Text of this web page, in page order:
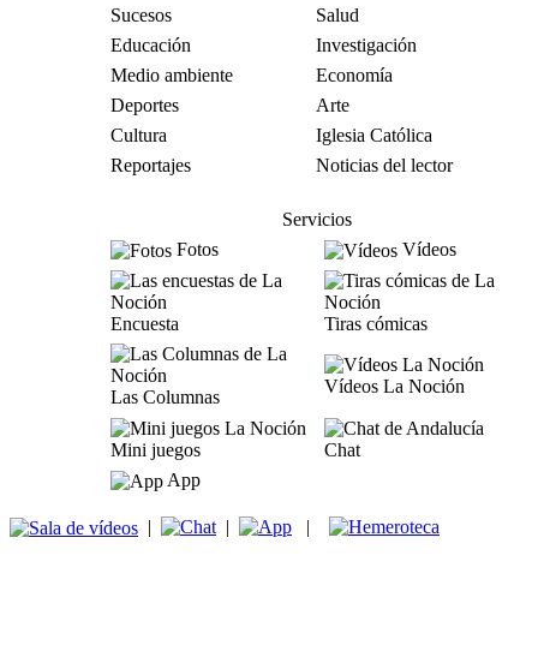
Sucesos
Salud
Educación
Investigación
Medio ambiente
Economía
Deportes
Arte
Cultura
Iglesia Católica
Reportajes
Noticias del lector
Servicios
Fotos
Vídeos
Encuesta Tiras cómicas
Las Columnas
Vídeos La Noción
Mini juegos
Chat
App
| | |